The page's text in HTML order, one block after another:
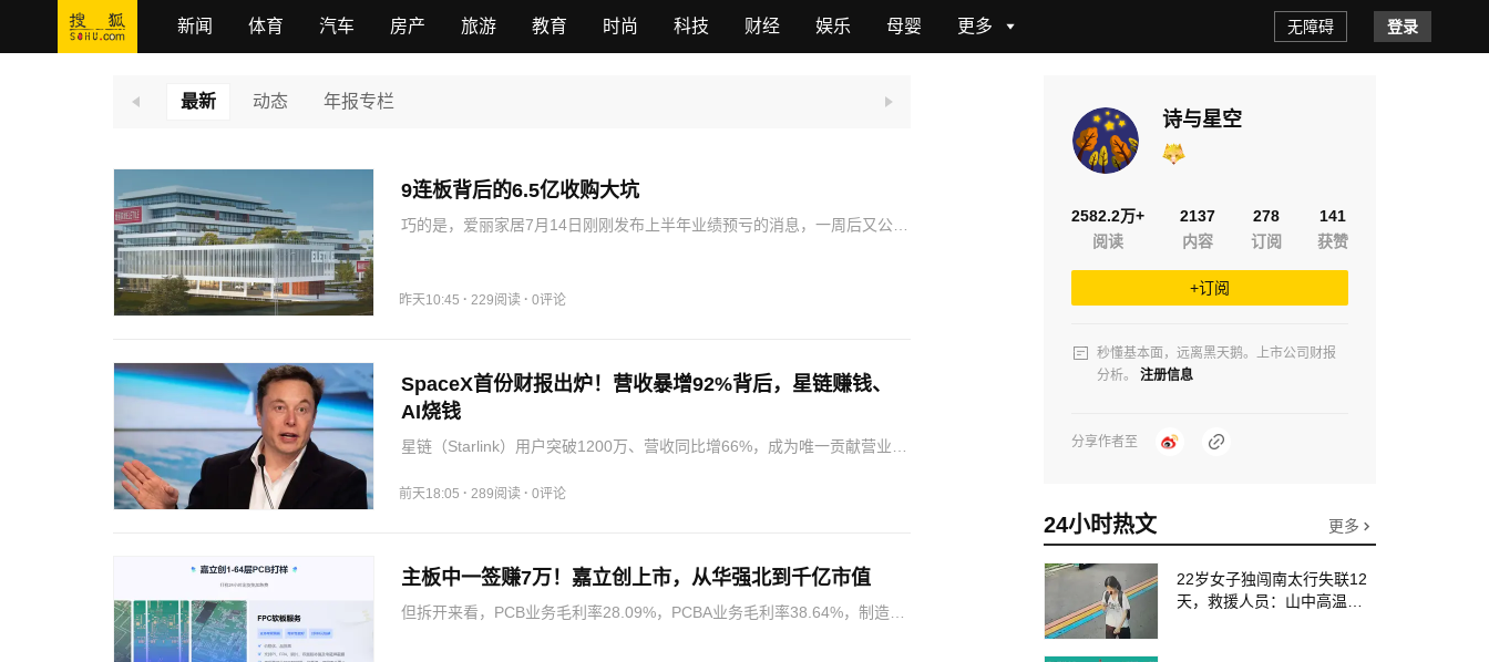
新闻 体育 汽车 房产 旅游 教育 时尚 科技 财经 娱乐 母婴 更多 登录
无障碍
最新 动态 年报专栏
9连板背后的6.5亿收购大坑
巧的是，爱丽家居7月14日刚刚发布上半年业绩预亏的消息，一周后又公告
利…
昨天10:45 · 229阅读 · 0评论
SpaceX首份财报出炉！营收暴增92%背后，星链赚钱、
AI烧钱
星链（Starlink）用户突破1200万、营收同比增66%，成为唯一贡献营业利
元，且集团将183.7亿美元资本开支中的约158.3亿…
前天18:05 · 289阅读 · 0评论
主板中一签赚7万！嘉立创上市，从华强北到千亿市值
但拆开来看，PCB业务毛利率28.09%，PCBA业务毛利率38.64%，制造端
诗与星空
2582.2万+
阅读
2137
内容
278
订阅
141
获赞
+订阅
秒懂基本面，远离黑天鹅。上市公司财报
分析。
注册信息
分享作者至
24小时热文 更多
22岁女子独闯南太行失联12
天，救援人员：山中高温、